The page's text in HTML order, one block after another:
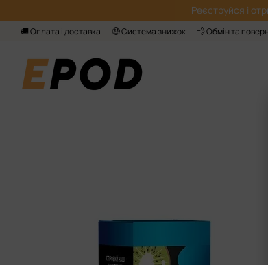
Реєструйся і
🚚 Оплата і доставка 🤑 Система знижок 💨 Обмін та